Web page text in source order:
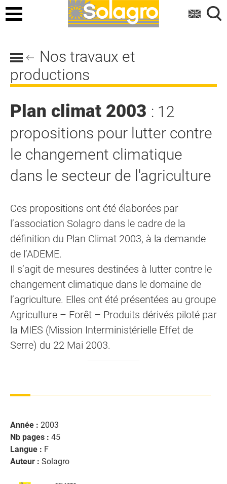
Menu
Nos travaux et
productions
Plan climat 2003 : 12
propositions pour lutter contre
le changement climatique
dans le secteur de l'agriculture
Ces propositions ont été élaborées par
l’association Solagro dans le cadre de la
définition du Plan Climat 2003, à la demande
de l’ADEME.
Il s’agit de mesures destinées à lutter contre le
changement climatique dans le domaine de
l’agriculture. Elles ont été présentées au groupe
Agriculture – Forêt – Produits dérivés piloté par
la MIES (Mission Interministérielle Effet de
Serre) du 22 Mai 2003.
Année : 2003
Nb pages : 45
Langue : F
Auteur : Solagro